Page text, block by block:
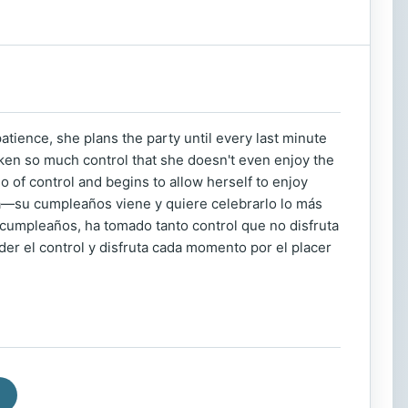
she plans the party until every last minute
so much control that she doesn't even enjoy the
of control and begins to allow herself to enjoy
cumpleaños viene y quiere celebrarlo lo más
ha tomado tanto control que no disfruta
el control y disfruta cada momento por el placer